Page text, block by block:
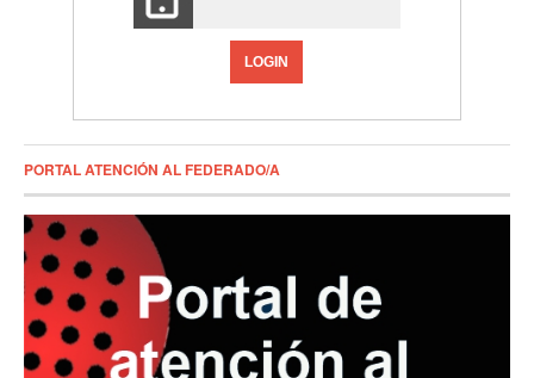
LOGIN
PORTAL ATENCIÓN AL FEDERADO/A